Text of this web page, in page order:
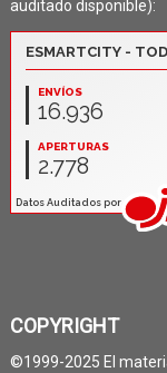
auditado disponible):
COPYRIGHT
©1999-2025 El